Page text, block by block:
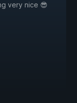
very nice 😎